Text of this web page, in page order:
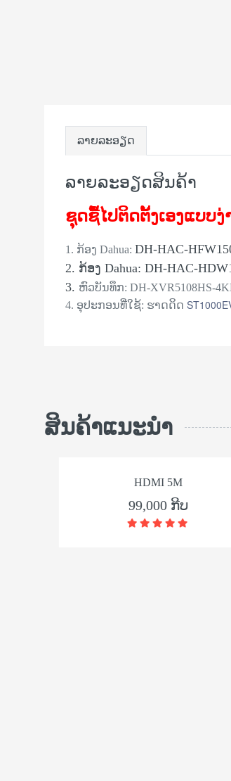
ລາຍລະອຽດ
ລາຍລະອຽດສິນຄ້າ
ຊຸດຊື້ໄປຕິດຕັ້ງເອງແບບ
1. ກ້ອງ Dahua: DH-HAC-
2. ກ້ອງ Dahua: DH-HAC-
3. ຫົວບັນທຶກ: DH-XVR5108HS-
4. ອຸປະກອນທີ່ໃຊ້: ຮາດດິດ
ສິນຄ້າແນະນຳ
HDMI 5M
99,000 ກີບ